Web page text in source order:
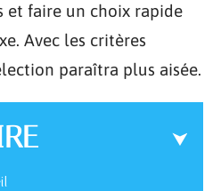
et faire un choix rapide
Avec les critères
paraîtra plus aisée.